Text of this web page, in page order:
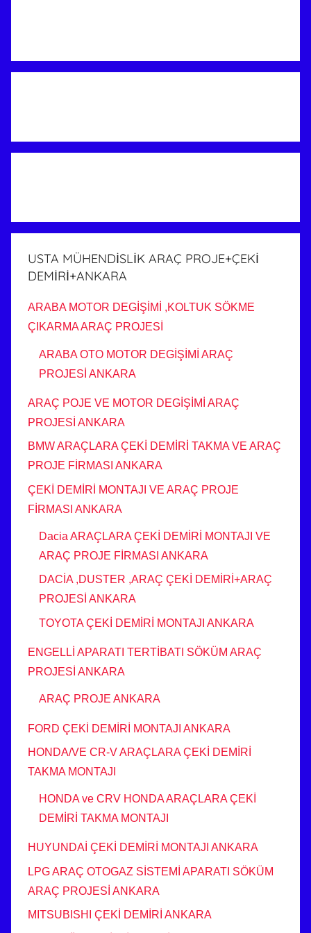
USTA MÜHENDİSLİK ARAÇ PROJE+ÇEKİ
DEMİRİ+ANKARA
ARABA MOTOR DEGİŞİMİ ,KOLTUK SÖKME
ÇIKARMA ARAÇ PROJESİ
ARABA OTO MOTOR DEGİŞİMİ ARAÇ
PROJESİ ANKARA
ARAÇ POJE VE MOTOR DEGİŞİMİ ARAÇ
PROJESİ ANKARA
BMW ARAÇLARA ÇEKİ DEMİRİ TAKMA VE ARAÇ
PROJE FİRMASI ANKARA
ÇEKİ DEMİRİ MONTAJI VE ARAÇ PROJE
FİRMASI ANKARA
Dacia ARAÇLARA ÇEKİ DEMİRİ MONTAJI VE
ARAÇ PROJE FİRMASI ANKARA
DACİA ,DUSTER ,ARAÇ ÇEKİ DEMİRİ+ARAÇ
PROJESİ ANKARA
TOYOTA ÇEKİ DEMİRİ MONTAJI ANKARA
ENGELLİ APARATI TERTİBATI SÖKÜM ARAÇ
PROJESİ ANKARA
ARAÇ PROJE ANKARA
FORD ÇEKİ DEMİRİ MONTAJI ANKARA
HONDA/VE CR-V ARAÇLARA ÇEKİ DEMİRİ
TAKMA MONTAJI
HONDA ve CRV HONDA ARAÇLARA ÇEKİ
DEMİRİ TAKMA MONTAJI
HUYUNDAİ ÇEKİ DEMİRİ MONTAJI ANKARA
LPG ARAÇ OTOGAZ SİSTEMİ APARATI SÖKÜM
ARAÇ PROJESİ ANKARA
MITSUBISHI ÇEKİ DEMİRİ ANKARA